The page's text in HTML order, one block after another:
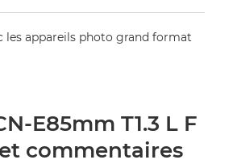
les appareils photo grand format
E85mm T1.3 L F
commentaires